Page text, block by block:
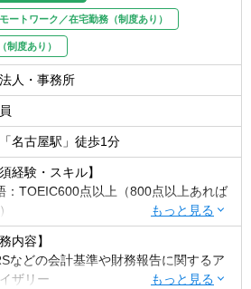
ープ全体の資金効率最大化に向けた財
の立案・実行
効率・キャッシュフロー最適化に向け
検討
他、経営企画／管理会計／財務戦略に
る業務全般
織について】
財務統括部は「単体経理財務室」と
結経理財務部」で構成されていますが、
ートワーク／在宅勤務（制度あり）
制度あり）
人・事務所
名古屋駅」徒歩1分
須経験・スキル】
：TOEIC600点以上（800点以上あれば
Office（Word、Excel、PowerPoint）の
作スキル
のいずれかに当てはまる方
外の公認会計士資格保有者もしくは全
内容】
などの会計基準や財務報告に関するア
ザリー